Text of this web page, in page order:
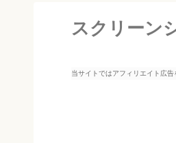
スクリーン
当サイトではアフィリエイト広告